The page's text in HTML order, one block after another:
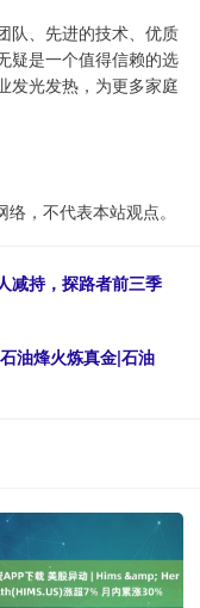
队、先进的技术、优质
疑是一个值得信赖的选
发光发热，为更多家庭
，不代表本站观点。
减持，探路者前三季
油烽火炼真金|石油